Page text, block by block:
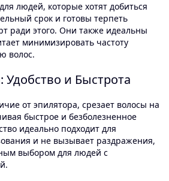
людей, которые хотят добиться
срок и готовы терпеть
ради этого. Они также идеальны
минимизировать частоту
волос.
Удобство и Быстрота
от эпилятора, срезает волосы на
быстрое и безболезненное
идеально подходит для
и не вызывает раздражения,
выбором для людей с